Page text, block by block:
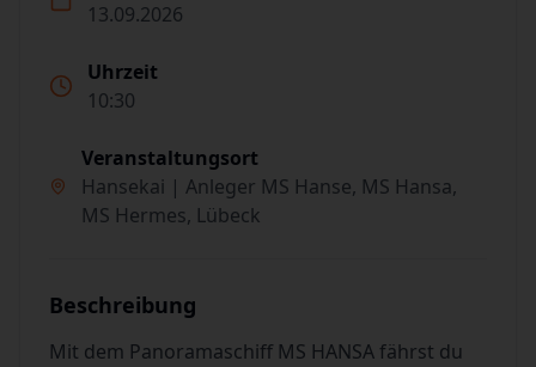
13.09.2026
Uhrzeit
10:30
Veranstaltungsort
Hansekai | Anleger MS Hanse, MS Hansa,
MS Hermes, Lübeck
Beschreibung
Mit dem Panoramaschiff MS HANSA fährst du